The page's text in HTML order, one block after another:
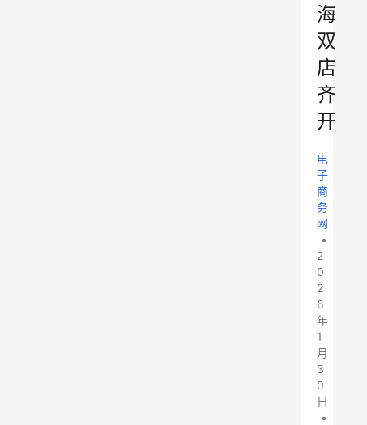
海
双
店
齐
开
电
子
商
务
网
•
2
0
2
6
年
1
月
3
0
日
•